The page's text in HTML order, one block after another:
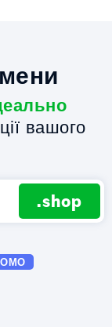
вашого
.shop